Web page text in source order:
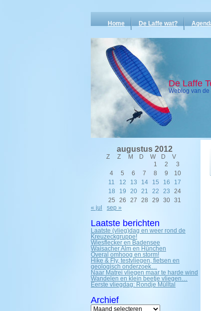
Home De Laffe wat?
De Laffe
Weblog van de
augustus 2012
Z Z M D W D
V
1
2
3
4
5 6 7 8 9
10
11
12 13 14 15 16
17
18
19 20 21 22 23
24
25
26 27 28 29 30
31
« jul
sep »
Laatste berichten
Laatste (vlieg)dag en weer rond de
Kreuzeckgruppe!
Wiesflecker en Badensee
Waisacher Alm en Hünchen
Overal omhoog en storm!
Hike & Fly, testvliegen, fietsen en
geologisch onderzoek…
Naar Matrei vliegen maar te harde wind
Wandelen en klein beetje vliegen…
Eerste vliegdag: Rondje Mülltal
Archief
Archief